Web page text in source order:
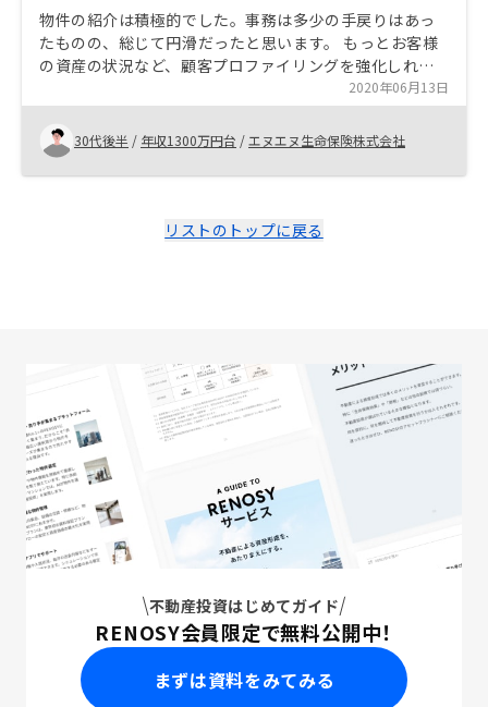
物件の紹介は積極的でした。事務は多少の手戻りはあっ
たものの、総じて円滑だったと思います。 もっとお客様
の資産の状況など、顧客プロファイリングを強化しれ
ば、より良いサービスが提供出来るものと思います。
2020年06月13日
30代後半 / 年収1300万円台 /エヌエヌ生命保険株式会社
リストのトップに戻る
不動産投資はじめてガイド
RENOSY会員限定で無料公開中！
まずは資料をみてみる